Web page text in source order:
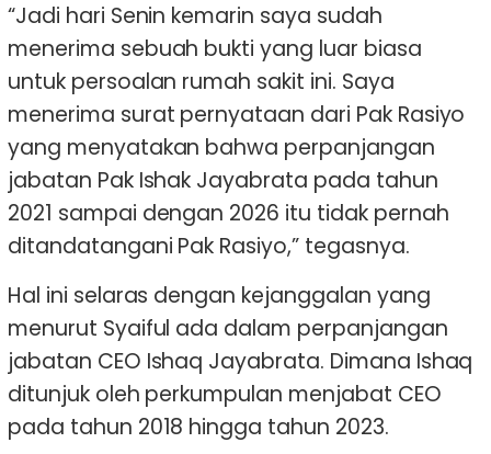
“Jadi hari Senin kemarin saya sudah
menerima sebuah bukti yang luar biasa
untuk persoalan rumah sakit ini. Saya
menerima surat pernyataan dari Pak Rasiyo
yang menyatakan bahwa perpanjangan
jabatan Pak Ishak Jayabrata pada tahun
2021 sampai dengan 2026 itu tidak pernah
ditandatangani Pak Rasiyo,” tegasnya.
Hal ini selaras dengan kejanggalan yang
menurut Syaiful ada dalam perpanjangan
jabatan CEO Ishaq Jayabrata. Dimana Ishaq
ditunjuk oleh perkumpulan menjabat CEO
pada tahun 2018 hingga tahun 2023.